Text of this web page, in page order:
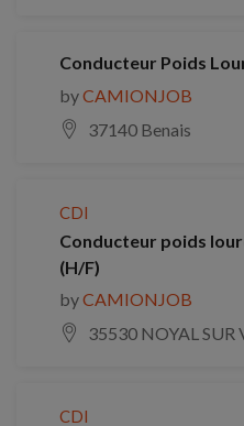
Conducteur Poids
byCAMIONJOB
37140 Benais
CDI
Conducteur poids
(H/F)
byCAMIONJOB
35530 NOYAL SUR
CDI